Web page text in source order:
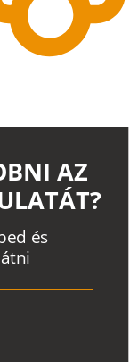
ed és
átni
AZ